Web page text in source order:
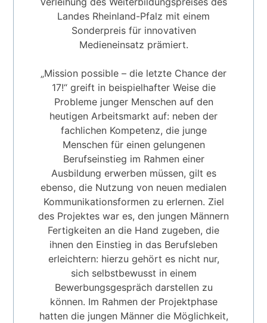
Landes Rheinland-Pfalz mit einem
Sonderpreis für innovativen
Medieneinsatz prämiert.
„Mission possible – die letzte Chance der
17!“ greift in beispielhafter Weise die
Probleme junger Menschen auf den
heutigen Arbeitsmarkt auf: neben der
fachlichen Kompetenz, die junge
Menschen für einen gelungenen
Berufseinstieg im Rahmen einer
Ausbildung erwerben müssen, gilt es
ebenso, die Nutzung von neuen medialen
Kommunikationsformen zu erlernen. Ziel
des Projektes war es, den jungen Männern
Fertigkeiten an die Hand zugeben, die
ihnen den Einstieg in das Berufsleben
erleichtern: hierzu gehört es nicht nur,
sich selbstbewusst in einem
Bewerbungsgespräch darstellen zu
können. Im Rahmen der Projektphase
hatten die jungen Männer die Möglichkeit,